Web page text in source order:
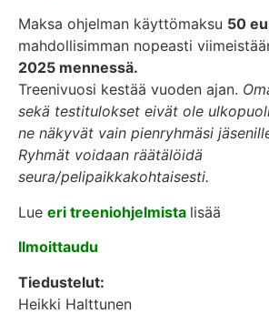
Maksa ohjelman käyttömaksu 50
mahdollisimman nopeasti
2025 mennessä.
Treenivuosi kestää vuoden ajan.
sekä testitulokset eivät ole
ne näkyvät vain pienryhmäsi
Ryhmät voidaan räätälöidä
seura/pelipaikkakohtaisesti.
Lue eri treeniohjelmista lisää
Ilmoittaudu
Tiedustelut:
Heikki Halttunen